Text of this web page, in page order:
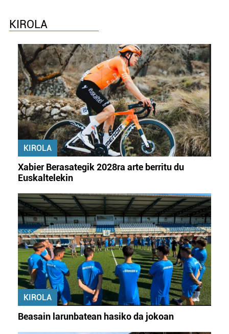
KIROLA
KIROLA
Xabier Berasategik 2028ra arte berritu du
Euskaltelekin
KIROLA
Beasain larunbatean hasiko da jokoan